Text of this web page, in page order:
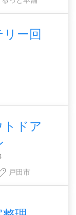
ー回
トドア
戸田市